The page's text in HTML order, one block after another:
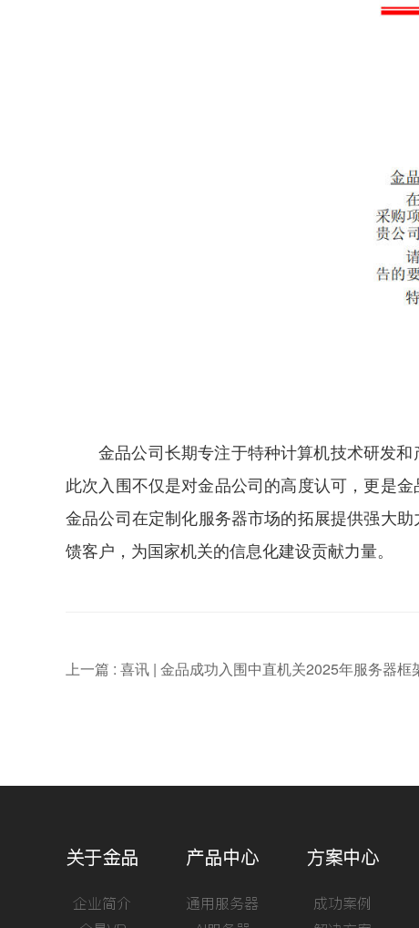
金品公司长期专注于特种计算机技术研发和
此次入围不仅是对金品公司的高度认可，更是金
金品公司在定制化服务器市场的拓展提供强大
馈客户，为国家机关的信息化建设贡献力量。
上一篇 : 喜讯 | 金品成功入围中直机关2025年服务器框
关于金品
企业简介
产品中心
通用服务器
方案中心
成功案例